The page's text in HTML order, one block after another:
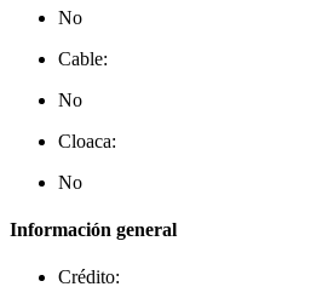
No
Cable:
No
Cloaca:
No
Información general
Crédito: